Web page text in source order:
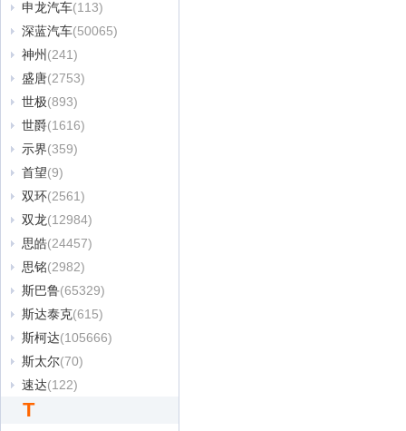
申龙汽车(113)
深蓝汽车(50065)
神州 (241)
盛唐(2753)
世极(893)
世爵(1616)
示界(359)
首望(9)
双环(2561)
双龙(12984)
思皓(24457)
思铭(2982)
斯巴鲁(65329)
斯达泰克(615)
斯柯达(105666)
斯太尔(70)
速达(122)
T